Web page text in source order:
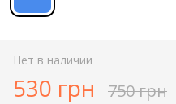
Нет в наличии
530 грн 750 грн